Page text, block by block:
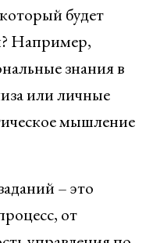
будет
Например,
знания в
или личные
мышление
– это
от